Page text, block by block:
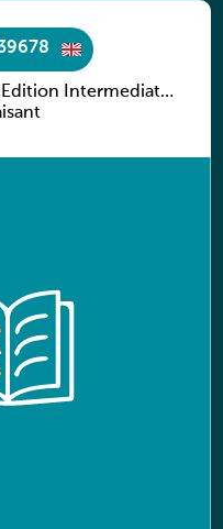
Edition Intermediate
key